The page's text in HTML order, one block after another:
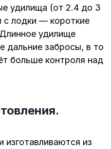
удилища (от 2.4 до 3
с лодки — короткие
удилище
дальние забросы, в то
больше контроля над
изготавливаются из